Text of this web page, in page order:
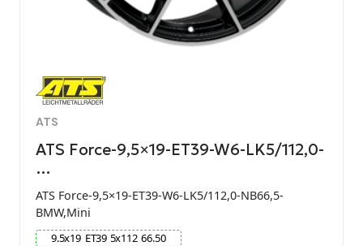
ATS
ATS Force-9,5×19-ET39-W6-LK5/112,0-
…
ATS Force-9,5×19-ET39-W6-LK5/112,0-NB66,5-
BMW,Mini
9.5x19 ET39 5x112 66.50